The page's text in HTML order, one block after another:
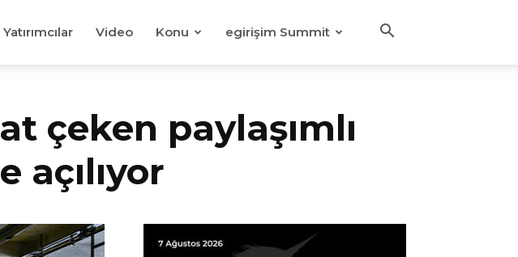
Yatırımcılar Video Konu egirişim Summit
çeken paylaşımlı
açılıyor